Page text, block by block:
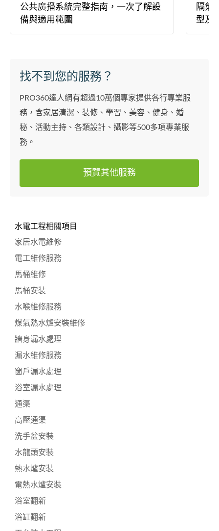
公共廣播系統完整指南，一次了解設
備與適用範圍
隔氣
型及
找不到您的服務？
PRO360達人網有超過10萬個專家提供各行專業服
務，含家居清潔、裝修、學習、美容、健身、婚
秘、活動主持、各類設計、攝影等500多項專業服
務。
預覽其他服務
水電工程相關項目
家居水電維修
電工維修服務
馬桶維修
馬桶安裝
水喉維修服務
煤氣熱水爐安裝維修
牆身漏水處理
漏水維修服務
窗戶漏水處理
浴室漏水處理
通渠
高壓通渠
洗手盆安裝
水龍頭安裝
熱水爐安裝
電熱水爐安裝
浴室翻新
浴缸翻新